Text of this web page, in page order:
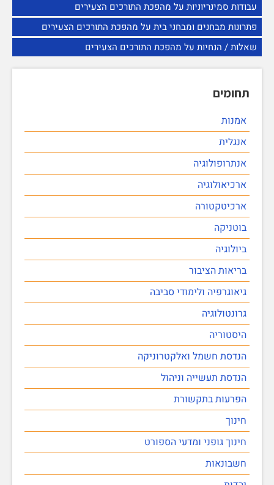
עבודות סמינריוניות על מהפכת התורכים הצעירים
פתרונות מבחנים ומבחני בית על מהפכת התורכים הצעירים
שאלות / הנחיות על מהפכת התורכים הצעירים
תחומים
אמנות
אנגלית
אנתרופולוגיה
ארכיאולוגיה
ארכיטקטורה
בוטניקה
ביולוגיה
בריאות הציבור
גיאוגרפיה ולימודי סביבה
גרונטולוגיה
היסטוריה
הנדסת חשמל ואלקטרוניקה
הנדסת תעשייה וניהול
הפרעות בתקשורת
חינוך
חינוך גופני ומדעי הספורט
חשבונאות